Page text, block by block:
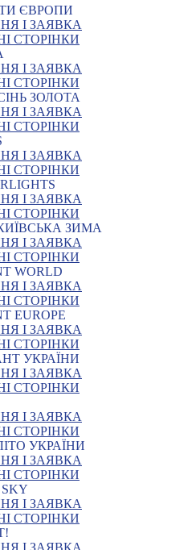
ЄВРОПИ
І ЗАЯВКА
СТОРІНКИ
І ЗАЯВКА
СТОРІНКИ
ЗОЛОТА
І ЗАЯВКА
СТОРІНКИ
І ЗАЯВКА
СТОРІНКИ
І ЗАЯВКА
СТОРІНКИ
ЗИМА
І ЗАЯВКА
СТОРІНКИ
WORLD
І ЗАЯВКА
СТОРІНКИ
EUROPE
І ЗАЯВКА
СТОРІНКИ
УКРАЇНИ
І ЗАЯВКА
СТОРІНКИ
І ЗАЯВКА
СТОРІНКИ
УКРАЇНИ
І ЗАЯВКА
СТОРІНКИ
І ЗАЯВКА
СТОРІНКИ
І ЗАЯВКА